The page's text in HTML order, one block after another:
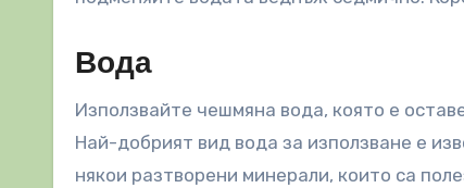
Вода
Използвайте чешмяна вода, която е
Най-добрият вид вода за използване е
някои разтворени минерали, които са